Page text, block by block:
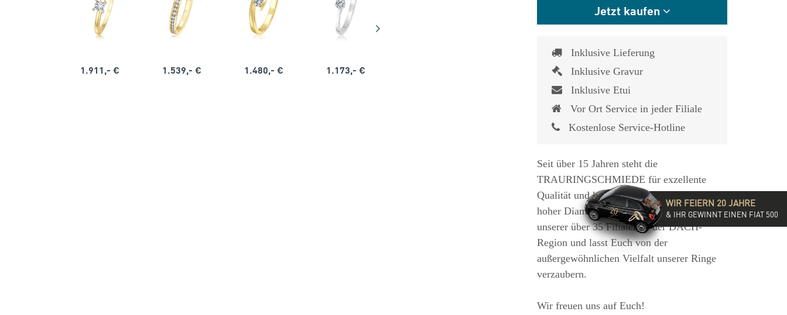
1.911,- € 1.539,- € 1.480,- € 1.173,- € 1.825,- €
Jetzt kaufen
Inklusive Lieferung
Inklusive Gravur
Inklusive Etui
Vor Ort Service in jeder Filiale
Kostenlose Service-Hotline
Seit über 15 Jahren steht die
TRAURINGSCHMIEDE für exzellente
Qualität und hochwertige Beratung mit
hoher Diamantkompetenz. Besucht eine
unserer über 35 Filialen in der DACH-
Region und lasst Euch von der
außergewöhnlichen Vielfalt unserer Ringe
verzaubern.
Wir freuen uns auf Euch!
WIR FEIERN 20 JAHRE
& IHR GEWINNT EINEN FIAT 500